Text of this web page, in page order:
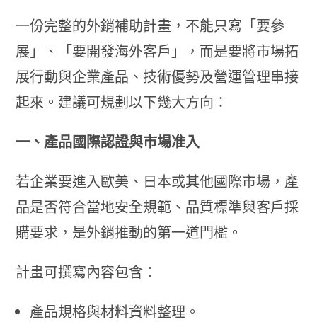
一份完整的外銷補助計畫，不能只寫「要參
展」、「要開發海外客戶」，而是要將市場拓
展行動與企業產品、技術優勢及營運管理串接
起來。建議可規劃以下幾大方向：
一、產品國際認證與市場准入
若企業要進入歐美、日本或其他國際市場，產
品是否符合當地安全規範、品質標準與客戶採
購要求，是外銷推動的第一道門檻。
計畫可撰寫內容包含：
產品規格與材料資料整理。